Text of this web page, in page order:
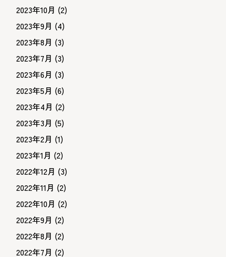
2023年10月 (2)
2023年9月 (4)
2023年8月 (3)
2023年7月 (3)
2023年6月 (3)
2023年5月 (6)
2023年4月 (2)
2023年3月 (5)
2023年2月 (1)
2023年1月 (2)
2022年12月 (3)
2022年11月 (2)
2022年10月 (2)
2022年9月 (2)
2022年8月 (2)
2022年7月 (2)